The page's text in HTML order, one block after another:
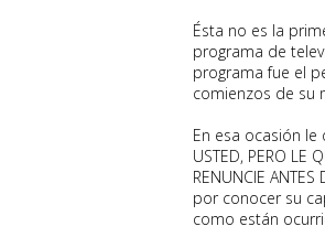
Ésta no es la
programa de
programa fue el
comienzos de su
En esa ocasión le
USTED, PERO LE
RENUNCIE
por conocer su
como están